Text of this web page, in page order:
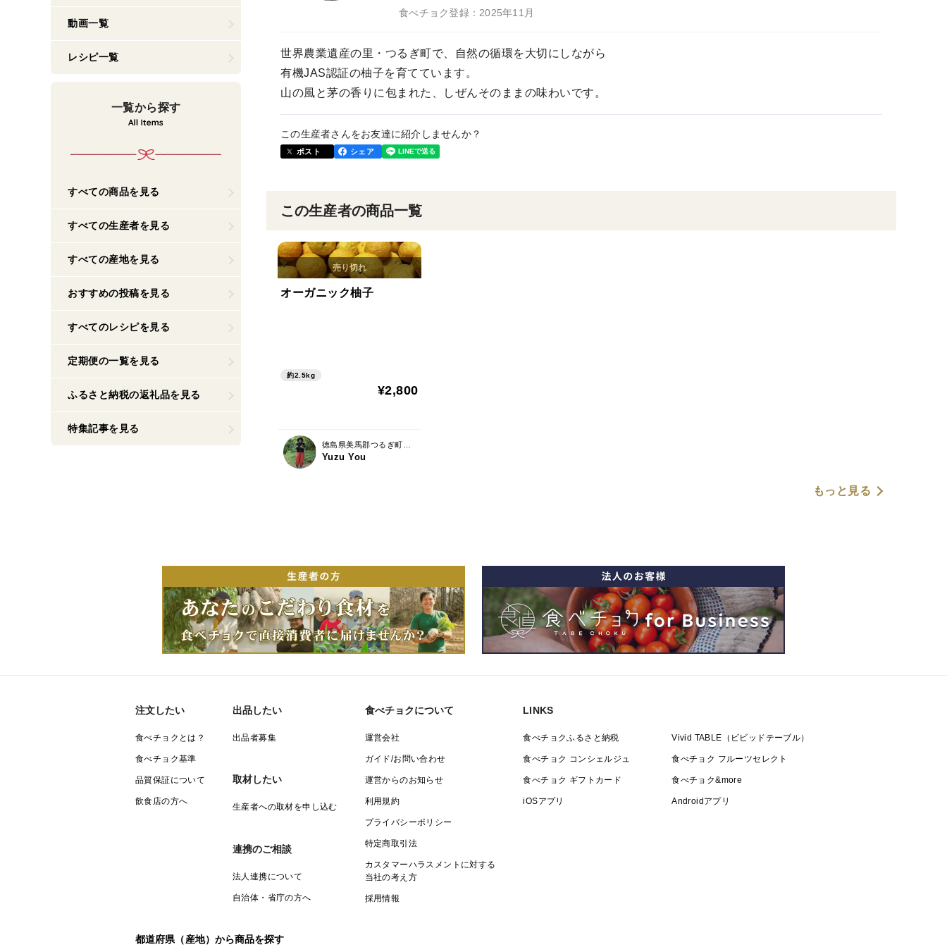
食べチョク登録：2025年11月
世界農業遺産の里・つるぎ町で、自然の循環を大切にしながら
有機JAS認証の柚子を育てています。
山の風と茅の香りに包まれた、しぜんそのままの味わいです。
この生産者さんをお友達に紹介しませんか？
ポスト シェア
この生産者の商品一覧
オーガニック柚子
約2.5kg
¥2,800
徳島県美馬郡つるぎ町貞光宮下16-5
Yuzu You
もっと見る
動画一覧
レシピ一覧
一覧から探す
すべての商品を見る
すべての生産者を見る
すべての産地を見る
おすすめの投稿を見る
すべてのレシピを見る
定期便の一覧を見る
ふるさと納税の返礼品を見る
特集記事を見る
注文したい
食べチョクとは？
食べチョク基準
品質保証について
飲食店の方へ
出品したい
出品者募集
取材したい
生産者への取材を申し込む
連携のご相談
法人連携について
自治体・省庁の方へ
食べチョクについて
運営会社
ガイド/お問い合わせ
運営からのお知らせ
利用規約
プライバシーポリシー
特定商取引法
カスタマーハラスメントに対する
当社の考え方
採用情報
LINKS
食べチョクふるさと納税 Vivid TABLE（ビビッドテーブル）
食べチョク コンシェルジュ 食べチョク フルーツセレクト
食べチョク ギフトカード 食べチョク&more
iOSアプリ Androidアプリ
都道府県（産地）から商品を探す